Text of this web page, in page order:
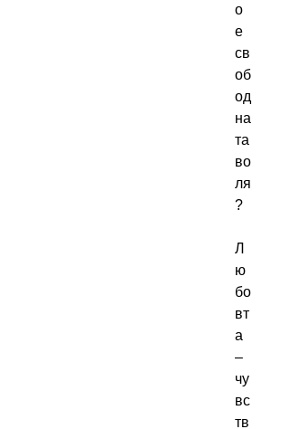
о
е
св
об
од
на
та
во
ля
?
Л
ю
бо
вт
а
–
чу
вс
тв